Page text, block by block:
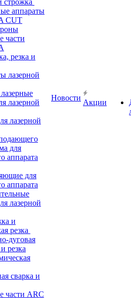
строжка
аппараты
CUT
части
резка и
лазерной
лазерной
лазерной
для
аппарата
для
аппарата
лазерной
и
резка
дуговая
резка
сварка и
части ARC
Новости
Акции